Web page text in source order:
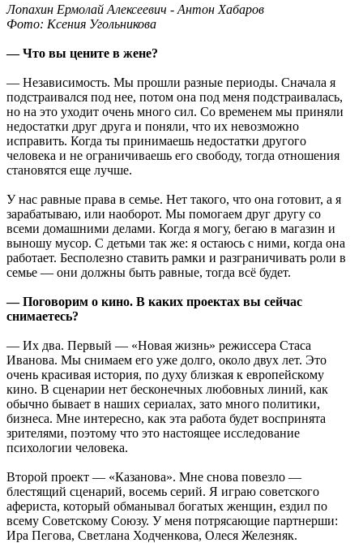
Лопахин Ермолай Алексеевич - Антон Хабаров
Фото: Ксения Угольникова
— Что вы цените в жене?
— Независимость. Мы прошли разные периоды. Сначала я
подстраивался под нее, потом она под меня подстраивалась,
но на это уходит очень много сил. Со временем мы приняли
недостатки друг друга и поняли, что их невозможно
исправить. Когда ты принимаешь недостатки другого
человека и не ограничиваешь его свободу, тогда отношения
становятся еще лучше.
У нас равные права в семье. Нет такого, что она готовит, а я
зарабатываю, или наоборот. Мы помогаем друг другу со
всеми домашними делами. Когда я могу, бегаю в магазин и
выношу мусор. С детьми так же: я остаюсь с ними, когда она
работает. Бесполезно ставить рамки и разграничивать роли в
семье — они должны быть равные, тогда всё будет.
— Поговорим о кино. В каких проектах вы сейчас
снимаетесь?
— Их два. Первый — «Новая жизнь» режиссера Стаса
Иванова. Мы снимаем его уже долго, около двух лет. Это
очень красивая история, по духу близкая к европейскому
кино. В сценарии нет бесконечных любовных линий, как
обычно бывает в наших сериалах, зато много политики,
бизнеса. Мне интересно, как эта работа будет воспринята
зрителями, поэтому что это настоящее исследование
психологии человека.
Второй проект — «Казанова». Мне снова повезло —
блестящий сценарий, восемь серий. Я играю советского
афериста, который обманывал богатых женщин, ездил по
всему Советскому Союзу. У меня потрясающие партнерши:
Ира Пегова, Светлана Ходченкова, Олеся Железняк.